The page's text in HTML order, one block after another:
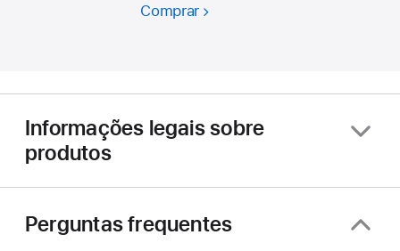
ComprarEstudantes
na
compra
Mac.
Informações legais sobre
produtos
Perguntas frequentes